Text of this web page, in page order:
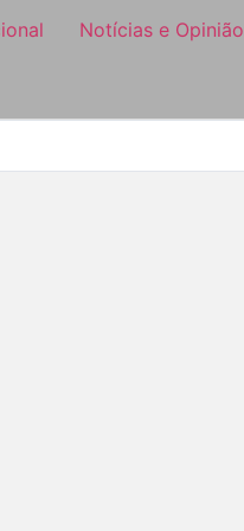
Notícias e Opinião